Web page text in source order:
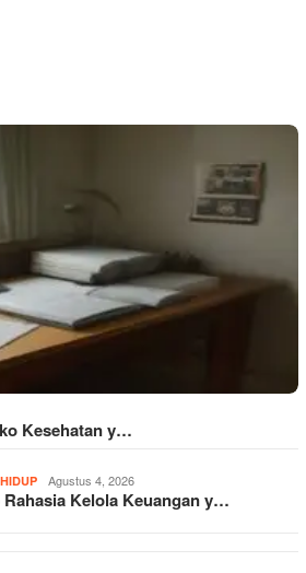
Kesehatan y…
Agustus 4, 2026
Kelola Keuangan y…